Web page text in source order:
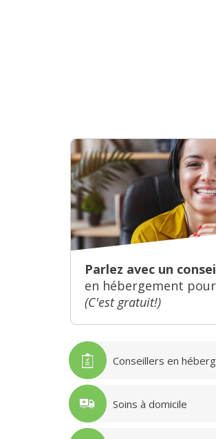
Parlez avec un
en hébergement
(C'est gratuit!)
Conseillers en
Soins à domicile